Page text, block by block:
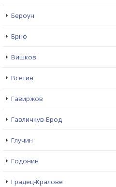
Бероун
Брно
Вишков
Всетин
Гавиржов
Гавличкув-Брод
Глучин
Годонин
Градец-Кралове